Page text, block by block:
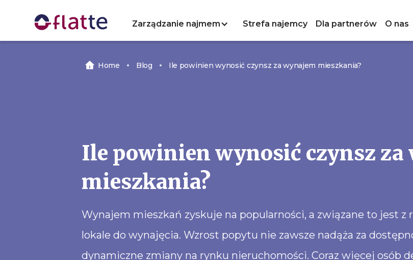
Zarządzanie najmem Strefa najemcy Dla partnerów O nas
Home Blog Ile powinien wynosić czynsz za wynajem mieszkania?
Ile powinien wynosić czynsz za
mieszkania?
Wynajem mieszkań zyskuje na popularności, a związane to jest
lokale do wynajęcia. Wzrost popytu nie zawsze nadąża za
dynamiczne zmiany na rynku nieruchomości. Coraz więcej osób